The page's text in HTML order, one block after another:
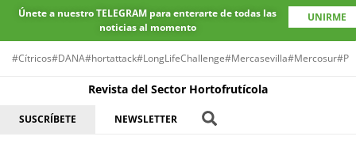
Únete a nuestro TELEGRAM para enterarte de todas las
noticias al momento
UNIRME
#Cítricos#DANA#hortattack#LongLifeChallenge#Mercasevilla#Mercosur
Revista del Sector Hortofrutícola
SUSCRÍBETE NEWSLETTER